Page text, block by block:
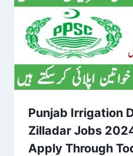
Punjab Irrigation
Zilladar Jobs
Apply Through